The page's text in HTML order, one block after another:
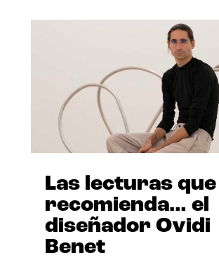
Las lecturas que
recomienda… el
diseñador Ovidi
Benet